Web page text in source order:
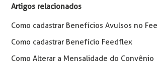
Artigos relacionados
Como cadastrar Benefícios Avulsos no
Como cadastrar Benefício Feedflex
Como Alterar a Mensalidade do Convênio